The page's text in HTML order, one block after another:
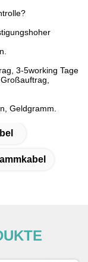
3-5working Tage
Geldgramm.